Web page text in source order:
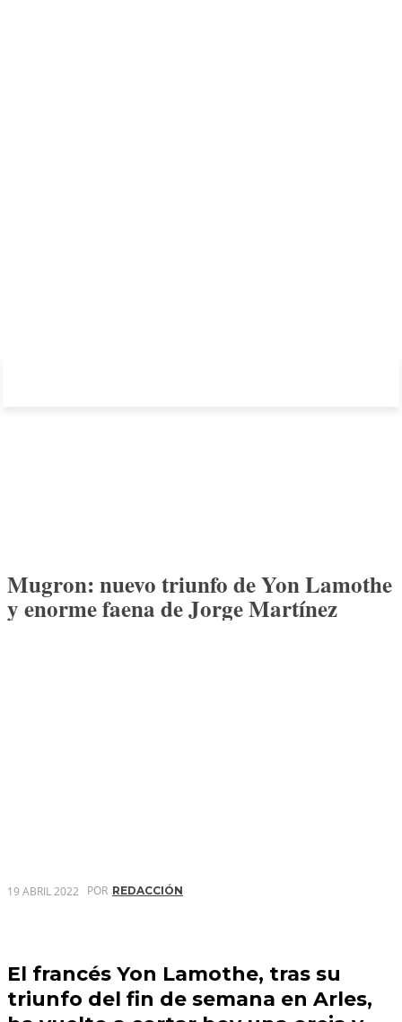
Mugron: nuevo triunfo de Yon Lamothe
y enorme faena de Jorge Martínez
19 ABRIL 2022 POR REDACCIÓN
El francés Yon Lamothe, tras su
triunfo del fin de semana en Arles,